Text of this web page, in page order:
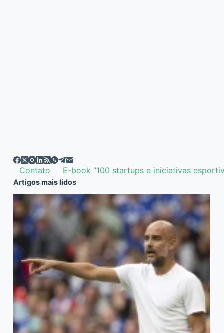
Contato E-book “100 startups e iniciativas
Artigos mais lidos